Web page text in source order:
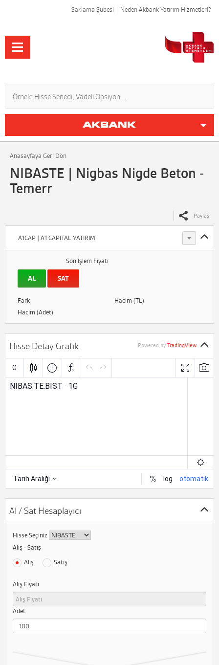
Saklama Şubesi Neden Akbank Yatırım Hizmetleri?
Anasayfaya Geri Dön
NIBASTE | Nigbas Nigde Beton -
Temerr
Paylaş
A1CAP | A1 CAPITAL YATIRIM
Son İşlem Fiyatı
AL SAT
Fark
Hacim (TL)
Hacim (Adet)
Hisse Detay Grafik Powered by TradingView
Al / Sat Hesaplayıcı
Hisse Seçiniz
Alış - Satış
Alış
Satış
Alış Fiyatı
Adet